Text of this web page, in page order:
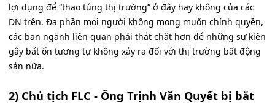
lợi dụng để “thao túng thị trường” ở đây hay không của các
DN trên. Đa phần mọi người không mong muốn chính quyền,
các ban ngành liên quan phải thắt chặt hơn để những sự kiện
gây bất ổn tương tự không xảy ra đối với thị trường bất động
sản nữa.
2) Chủ tịch FLC - Ông Trịnh Văn Quyết bị bắt